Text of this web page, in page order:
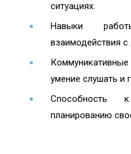
ситуациях.
Навыки
взаимодействия с
умение слушать и
Способность
планированию